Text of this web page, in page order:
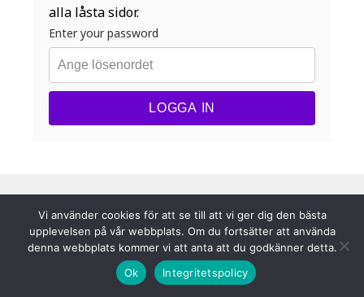
alla låsta sidor.
Enter your password
LOGGA IN
Footer
mpsskytte.se © 2026
Vi använder cookies för att se till att vi ger dig den bästa
upplevelsen på vår webbplats. Om du fortsätter att använda
denna webbplats kommer vi att anta att du godkänner detta.
Ok
Integritetspolicy